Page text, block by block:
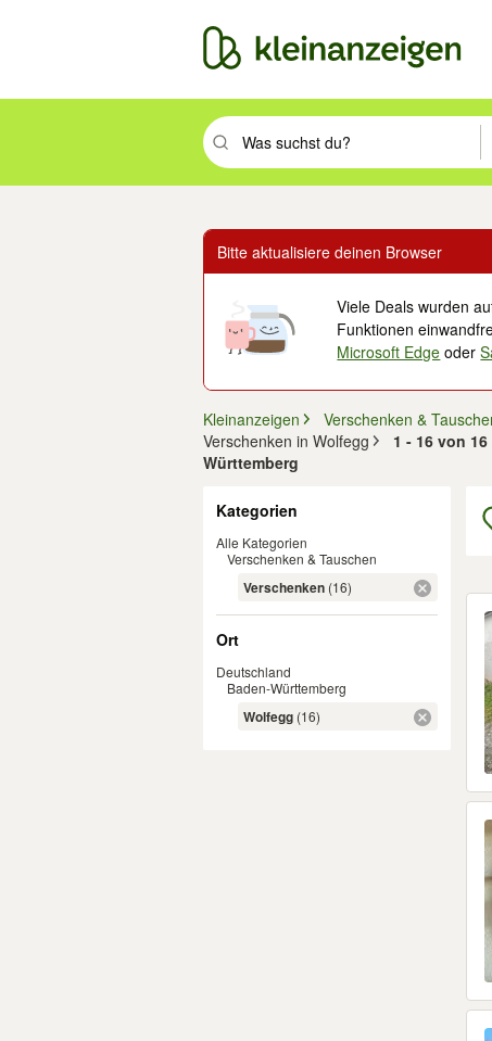
Suchbegriff eingeben. Eingabetaste
Bitte aktualisiere deinen Browser
Viele Deals wurden
Funktionen
Microsoft Edge oder
Kleinanzeigen
Verschenken &
Verschenken in Wolfegg
1 - 16 von
Württemberg
Kategorien
Alle Kategorien
Verschenken & Tauschen
Verschenken (16)
Ort
Deutschland
Baden-Württemberg
Wolfegg (16)